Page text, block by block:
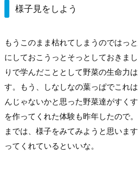
様子見をしよう
もうこのまま枯れてしまうのではっ
にしておこうっとそっとしておきま
りで学んだこととして野菜の生命力
す。もう、しなしなの葉っぱでこれ
んじゃないかと思った野菜達がすく
を作ってくれた体験も昨年したので
までは、様子をみてみようと思いま
ってくれているといいな。